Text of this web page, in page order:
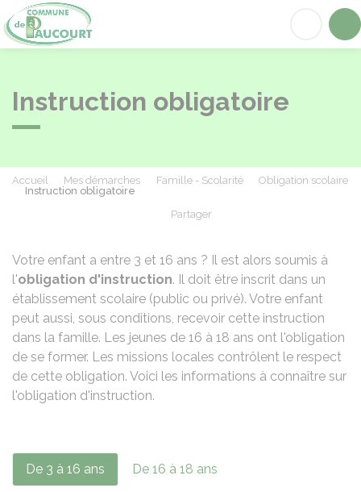
Instruction obligatoire
Accueil Mes démarches Famille - Scolarité
Obligation scolaire
Instruction obligatoire
Partager
Votre enfant a entre 3 et 16 ans ? Il est alors soumis à
l'obligation d'instruction. Il doit être inscrit dans un
établissement scolaire (public ou privé). Votre enfant
peut aussi, sous conditions, recevoir cette instruction
dans la famille. Les jeunes de 16 à 18 ans ont l'obligation
de se former. Les missions locales contrôlent le respect
de cette obligation. Voici les informations à connaître sur
l'obligation d'instruction.
De 3 à 16 ans De 16 à 18 ans